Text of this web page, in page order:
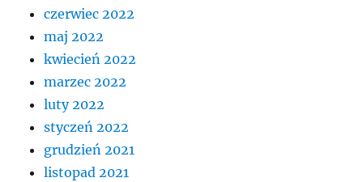
czerwiec 2022
maj 2022
kwiecień 2022
marzec 2022
luty 2022
styczeń 2022
grudzień 2021
listopad 2021